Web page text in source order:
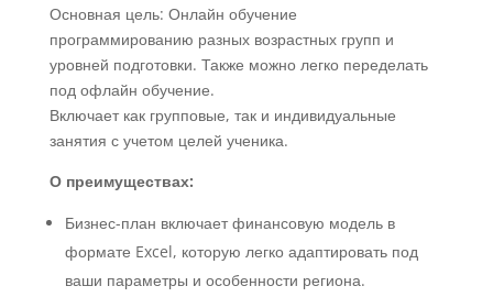
Основная цель: Онлайн обучение
программированию разных возрастных групп и
уровней подготовки. Также можно легко переделать
под офлайн обучение.
Включает как групповые, так и индивидуальные
занятия с учетом целей ученика.
О преимуществах:
Бизнес-план включает финансовую модель в
формате Excel, которую легко адаптировать под
ваши параметры и особенности региона.